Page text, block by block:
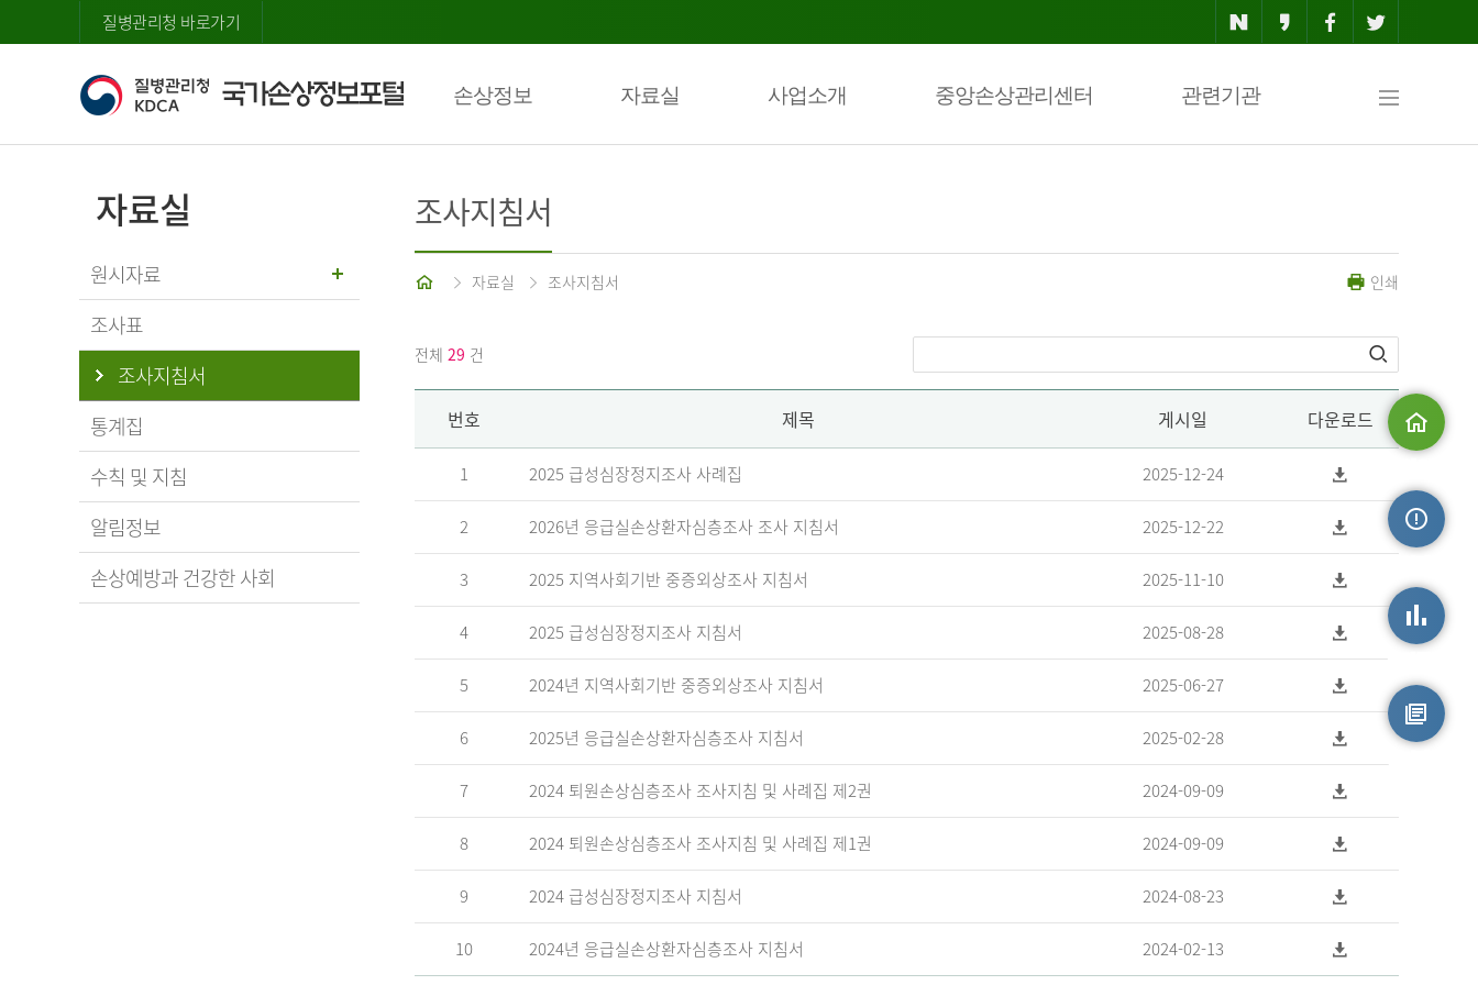
질병관리청 바로가기
손상정보 자료실 사업소개 중앙손상관리센터 관련기관
맵
자료실
원시자료
조사표
조사지침서
통계집
수칙 및 지침
알림정보
손상예방과 건강한 사회
조사지침서
홈 자료실 조사지침서 인쇄
전체 29 건
번호 제목 게시일 다운로드
1 2025 급성심장정지조사 사례집 2025-12-24
2 2026년 응급실손상환자심층조사 조사 지침서 2025-12-22
3 2025 지역사회기반 중증외상조사 지침서 2025-11-10
4 2025 급성심장정지조사 지침서 2025-08-28
5 2024년 지역사회기반 중증외상조사 지침서 2025-06-27
6 2025년 응급실손상환자심층조사 지침서 2025-02-28
7 2024 퇴원손상심층조사 조사지침 및 사례집 제2권 2024-09-09
8 2024 퇴원손상심층조사 조사지침 및 사례집 제1권 2024-09-09
9 2024 급성심장정지조사 지침서 2024-08-23
10 2024년 응급실손상환자심층조사 지침서 2024-02-13